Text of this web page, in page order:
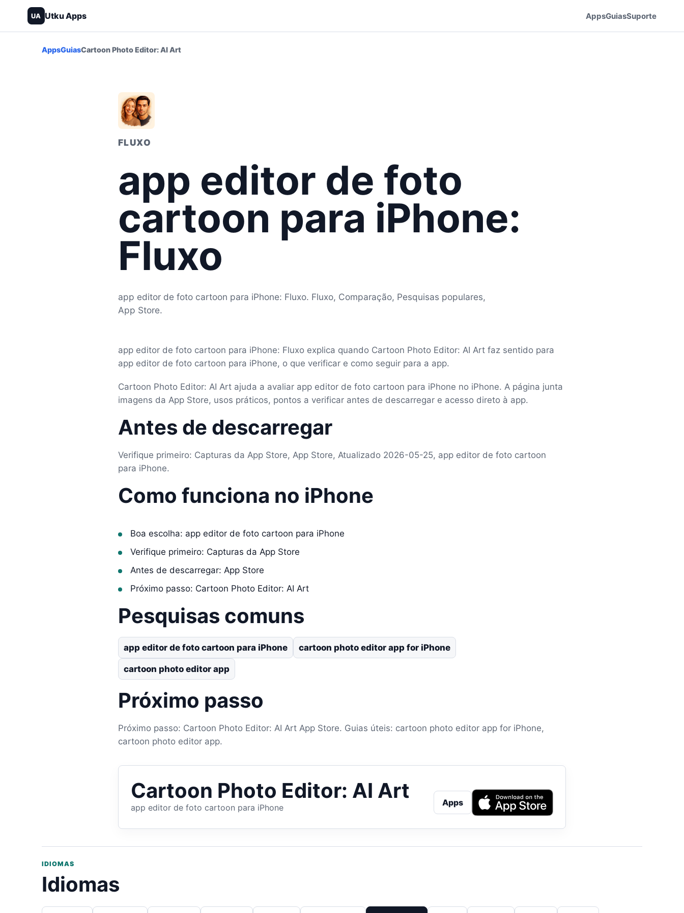
UA Utku Apps AppsGuiasSuporte
AppsGuiasCartoon Photo Editor: AI Art
FLUXO
app editor de foto
cartoon para iPhone:
Fluxo
app editor de foto cartoon para iPhone: Fluxo. Fluxo, Comparação, Pesquisas populares,
App Store.
app editor de foto cartoon para iPhone: Fluxo explica quando Cartoon Photo Editor: AI Art faz sentido para
app editor de foto cartoon para iPhone, o que verificar e como seguir para a app.
Cartoon Photo Editor: AI Art ajuda a avaliar app editor de foto cartoon para iPhone no iPhone. A página junta
imagens da App Store, usos práticos, pontos a verificar antes de descarregar e acesso direto à app.
Antes de descarregar
Verifique primeiro: Capturas da App Store, App Store, Atualizado 2026-05-25, app editor de foto cartoon
para iPhone.
Como funciona no iPhone
Boa escolha: app editor de foto cartoon para iPhone
Verifique primeiro: Capturas da App Store
Antes de descarregar: App Store
Próximo passo: Cartoon Photo Editor: AI Art
Pesquisas comuns
app editor de foto cartoon para iPhone cartoon photo editor app for iPhone
cartoon photo editor app
Próximo passo
Próximo passo: Cartoon Photo Editor: AI Art App Store. Guias úteis: cartoon photo editor app for iPhone,
cartoon photo editor app.
Cartoon Photo Editor: AI Art
app editor de foto cartoon para iPhone Apps
IDIOMAS
Idiomas